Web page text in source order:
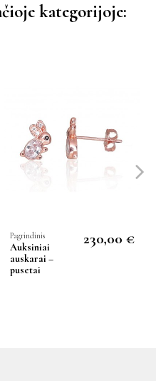
kategorijoje:
Pagrindinis
Auksiniai
auskarai –
pusetai
230,00 €